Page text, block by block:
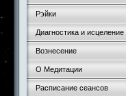
Рэйки
Диагностика и исцеление
Вознесение
О Медитации
Расписание сеансов